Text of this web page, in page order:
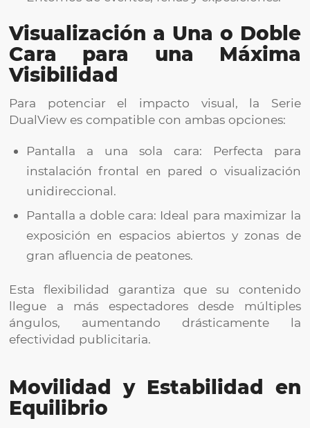
Visualización a Una o Doble
Cara para una Máxima
Visibilidad
Para potenciar el impacto visual, la Serie
DualView es compatible con ambas opciones:
Pantalla a una sola cara: Perfecta para
instalación frontal en pared o visualización
unidireccional.
Pantalla a doble cara: Ideal para maximizar la
exposición en espacios abiertos y zonas de
gran afluencia de peatones.
Esta flexibilidad garantiza que su contenido
llegue a más espectadores desde múltiples
ángulos, aumentando drásticamente la
efectividad publicitaria.
Movilidad y Estabilidad en
Equilibrio